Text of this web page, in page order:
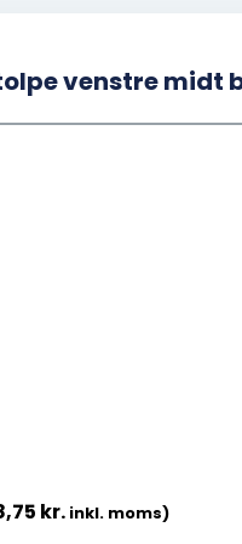
venstre midt
kr. inkl. moms)